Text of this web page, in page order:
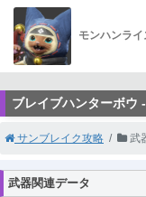
モンハンラ
ブレイブハンターボウ
サンブレイク攻略 武
武器関連データ